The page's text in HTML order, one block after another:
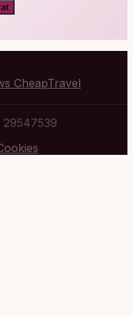
CheapTravel
29547539